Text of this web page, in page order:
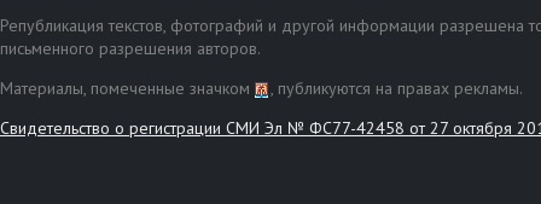
Републикация текстов, фотографий и другой информации разрешена
письменного разрешения авторов.
Материалы, помеченные значком
, публикуются на правах рекламы.
Свидетельство о регистрации СМИ Эл № ФС77-42458 от 27 октября